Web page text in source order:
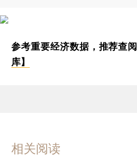
参考重要经济数据，推荐查阅
库】
相关阅读